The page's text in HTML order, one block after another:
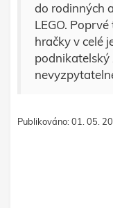
do rodinných
LEGO.
hračky v celé
Publikováno: 01. 05.